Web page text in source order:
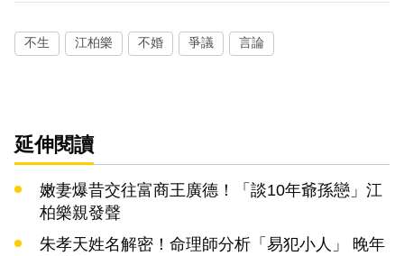
不生 江柏樂 不婚 爭議 言論
延伸閱讀
嫩妻爆昔交往富商王廣德！「談10年爺孫戀」江
柏樂親發聲
朱孝天姓名解密！命理師分析「易犯小人」 晚年